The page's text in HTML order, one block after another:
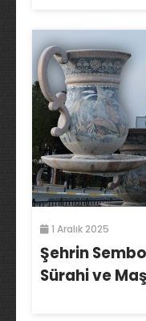
1 Aralık 2025
Şehrin
Sürahi ve